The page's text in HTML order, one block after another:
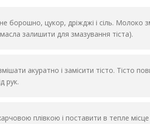
борошно, цукор, дріжджі і сіль. Молоко
залишити для змазування тіста).
акуратно і замісити тісто. Тісто
рук.
плівкою і поставити в тепле